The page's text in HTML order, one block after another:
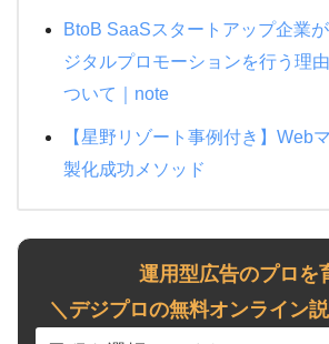
BtoB SaaSスタートアップ企業
ジタルプロモーションを行う理
ついて｜note
【星野リゾート事例付き】Web
製化成功メソッド
運用型広告のプロを
＼デジプロの無料オンライン